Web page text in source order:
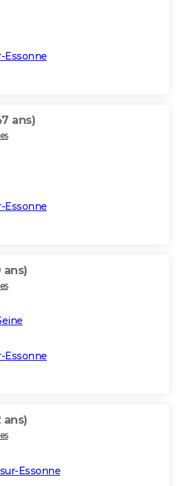
Essonne
ans)
Essonne
ans)
Essonne
ans)
Essonne